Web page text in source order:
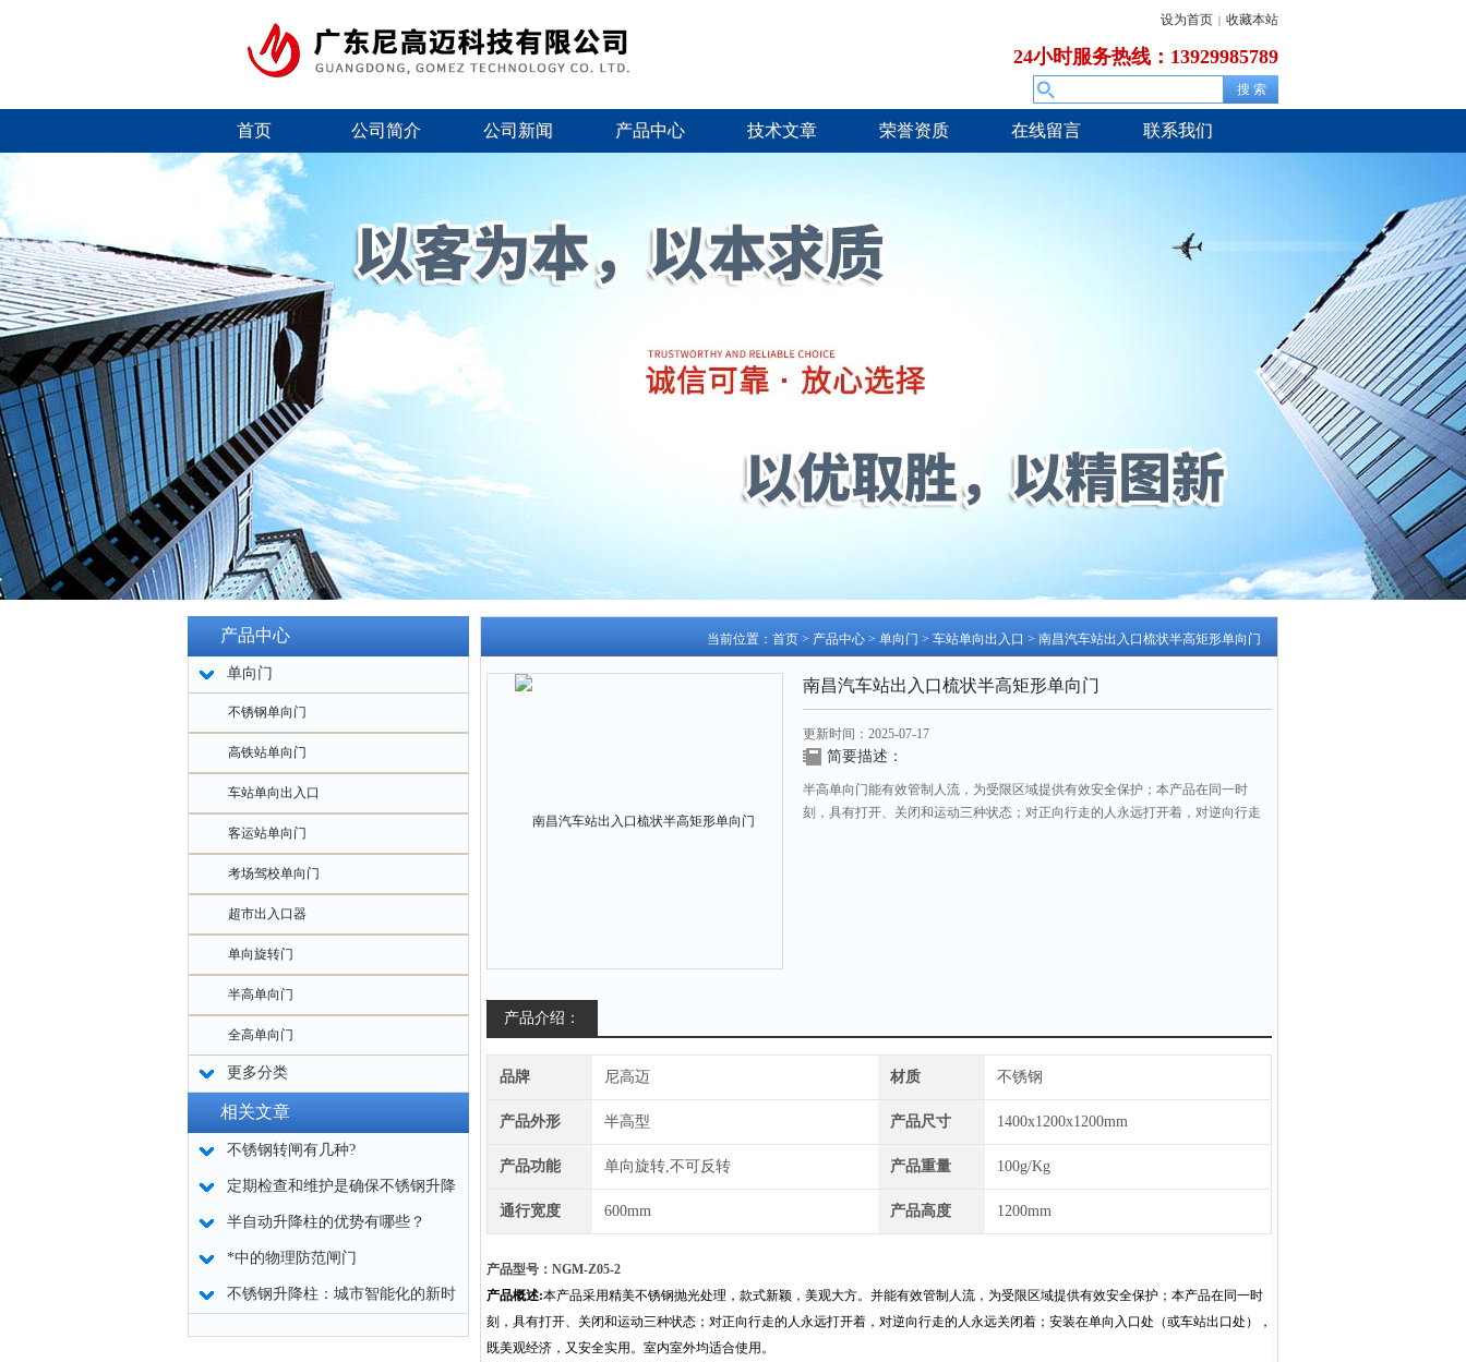
设为首页 | 收藏本站
24小时服务热线：13929985789
首页 公司简介 公司新闻 产品中心 技术文章 荣誉资质 在线留言 联系我们
产品中心
单向门
不锈钢单向门
高铁站单向门
车站单向出入口
客运站单向门
考场驾校单向门
超市出入口器
单向旋转门
半高单向门
全高单向门
更多分类
相关文章
不锈钢转闸有几种?
定期检查和维护是确保不锈钢升降
柱较好效率工作的基础
半自动升降柱的优势有哪些？
*中的物理防范闸门
不锈钢升降柱：城市智能化的新时
当前位置： 首页 > 产品中心 > 单向门 > 车站单向出入口 > 南昌汽车站出入口梳状半高矩形单向门
南昌汽车站出入口梳状半高矩形单向门
更新时间：2025-07-17
简要描述：
半高单向门能有效管制人流，为受限区域提供有效安全保护；本产品在同一时
刻，具有打开、关闭和运动三种状态；对正向行走的人永远打开着，对逆向行走
产品介绍：
品牌 尼高迈 材质 不锈钢
产品外形 半高型 产品尺寸 1400x1200x1200mm
产品功能 单向旋转,不可反转 产品重量 100g/Kg
通行宽度 600mm 产品高度 1200mm
产品型号：NGM-Z05-2
产品概述:本产品采用精美不锈钢抛光处理，款式新颖，美观大方。并能有效管制人流，为受限区域提供有效安全保护；本产品在同一时
刻，具有打开、关闭和运动三种状态；对正向行走的人永远打开着，对逆向行走的人永远关闭着；安装在单向入口处（或车站出口处），
既美观经济，又安全实用。室内室外均适合使用。